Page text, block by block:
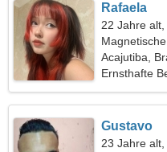
Rafaela
22 Jahre alt,
Acajutiba,
Ernsthafte
Gustavo
23 Jahre